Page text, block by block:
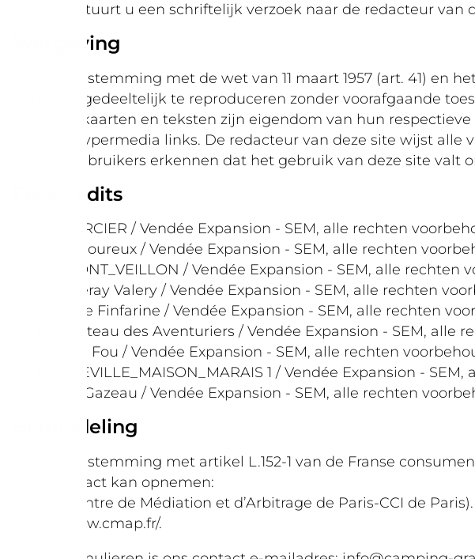
oefenen, stuurt u een schriftelijk verzoek naar de redacteur van
Wetgeving
In overeenstemming met de wet van 11 maart 1957 (art. 41) en
geheel of gedeeltelijk te reproduceren zonder voorafgaande
grafische kaarten en teksten zijn eigendom van hun
sites via hypermedia links. De redacteur van deze site wijst
Internetgebruikers erkennen dat het gebruik van deze site valt
Fotocredits
© / S.BOURCIER / Vendée Expansion - SEM, alle rechten
© / A. Lamoureux / Vendée Expansion - SEM, alle rechten
© / TALMONT_VEILLON / Vendée Expansion - SEM, alle
© / Joncheray Valery / Vendée Expansion - SEM, alle rechten
© / Folie de Finfarine / Vendée Expansion - SEM, alle rechten
© / Le Château des Aventuriers / Vendée Expansion - SEM,
© / Puy du Fou / Vendée Expansion - SEM, alle rechten
© / LONGEVILLE_MAISON_MARAIS 1 / Vendée Expansion -
© / Julien Gazeau / Vendée Expansion - SEM, alle rechten
Bemiddeling
In overeenstemming met artikel L.152-1 van de Franse
klant contact kan opnemen:
CMAP (Centre de Médiation et d’Arbitrage de Paris-CCI de
https://www.cmap.fr/.